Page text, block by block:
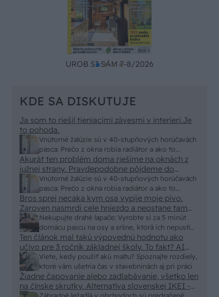
UROB SI SÁM 7-8/2026
KDE SA DISKUTUJE
Vnútorné žalúzie sú v 40-stupňových horúčavách
pasca: Prečo z okna robia radiátor a ako to
vyriešiť za pár eur?
Ja som to riešil tieniacimi závesmi v interieri.Je
to pohoda.
Vnútorné žalúzie sú v 40-stupňových horúčavách
pasca: Prečo z okna robia radiátor a ako to
vyriešiť za pár eur?
Akurát ten problém doma riešime na oknách z
južnej strany. Pravdepodobne pôjdeme do
vonkajšieho tienenia na spôsob markízy
250x150cm. Čínsky predajcovia idú okolo 100
eur kus.
Nekupujte drahé lapače: Vyrobte si za 5 minút
domácu pascu na osy a sršne, ktorá ich nepustí
von
Bros sprej necaka kym osa vypije moje pivo.
Zaroven nasmrdi cele hniezdo a neostane tam
nic zive. Vasa pasca naucinke moc efektivne.
Skor pritiahne slimaky
Viete, kedy použiť akú maltu? Spoznajte rozdiely,
ktoré vám ušetria čas v stavebninách aj pri práci
Ten článok mal takú výpovednú hodnotu ako
učivo pre 3 ročník základnej školy. To fakt? AI
alebo nejaka kniha z VŠ? Dnešné rychlotvrdnuce
malty - pevnosť 40 Mpa a doba schnutia tak 15
minut , k tomu vodotesné s kryštálikou. A rozdiel
- schnutie a zretie. Nič?
Žiadne čapovanie alebo zadlabávanie, všetko len
na čínske skrutky. Alternatíva slovenskej IKEI -